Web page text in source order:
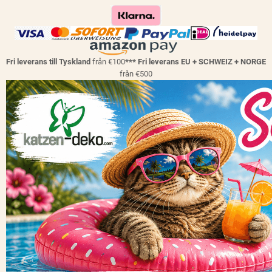
Fri leverans till Tyskland från €100*** Fri leverans EU + SCHWEIZ + NORGE
från €500